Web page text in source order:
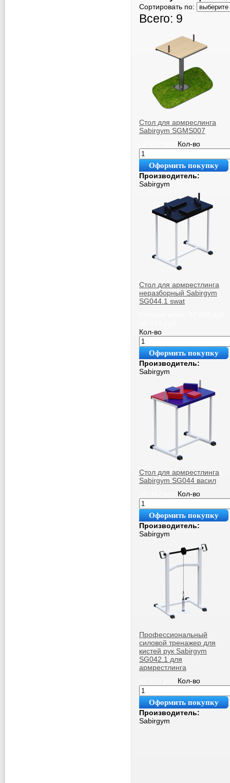
Сортировать по:
Всего: 9
Стол для армреслинга
Sabirgym SGMS007
Кол-во
Оформить покупку
Производитель:
Sabirgym
Стол для армрестлинга
неразборный Sabirgym
SG044.1 swat
Кол-во
Оформить покупку
Производитель:
Sabirgym
Стол для армрестлинга
Sabirgym SG044 васил
Кол-во
Оформить покупку
Производитель:
Sabirgym
Профессиональный
силовой тренажер для
кистей рук Sabirgym
SG042.1 для
армрестлинга
Кол-во
Оформить покупку
Производитель:
Sabirgym